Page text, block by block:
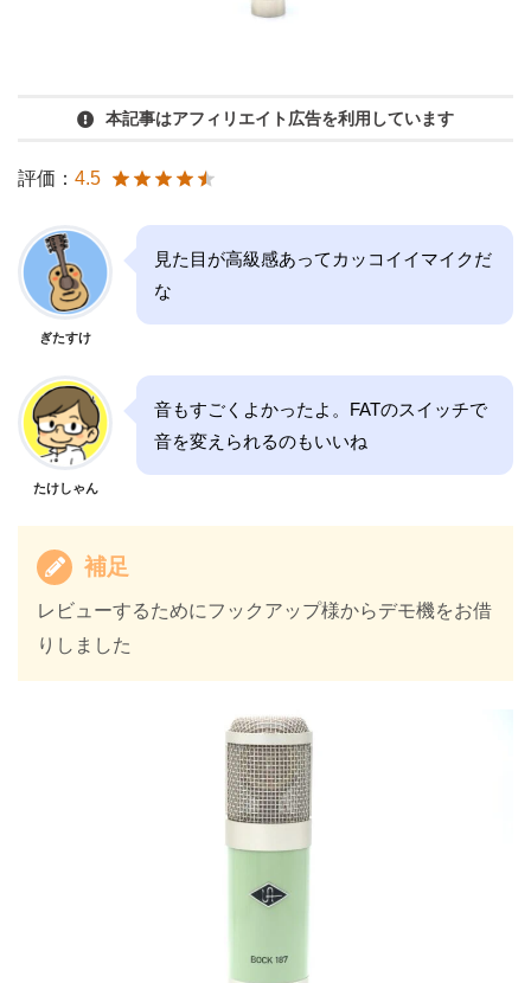
本記事はアフィリエイト広告を利用しています
評価： 4.5
ぎたすけ
見た目が高級感あってカッコイイマイクだ
な
たけしゃん
音もすごくよかったよ。FATのスイッチで
音を変えられるのもいいね
補足
レビューするためにフックアップ様からデモ機をお借
りしました